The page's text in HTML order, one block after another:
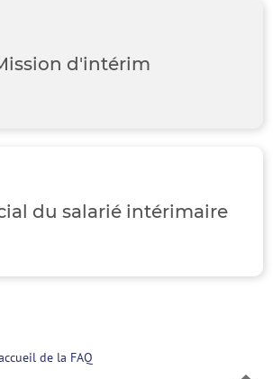
d'intérim
du salarié intérimaire
de la FAQ